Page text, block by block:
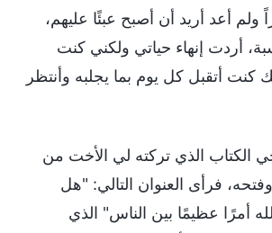
أعد أريد أن أصبح عبئًا عليهم،
أردت إنهاء حياتي ولكني كنت
أتقبل كل يوم بما يجلبه وأنتظر
الكتاب الذي تركته لي الأخت من
فرأى العنوان التالي: "هل
أمرًا عظيمًا بين الناس" الذي